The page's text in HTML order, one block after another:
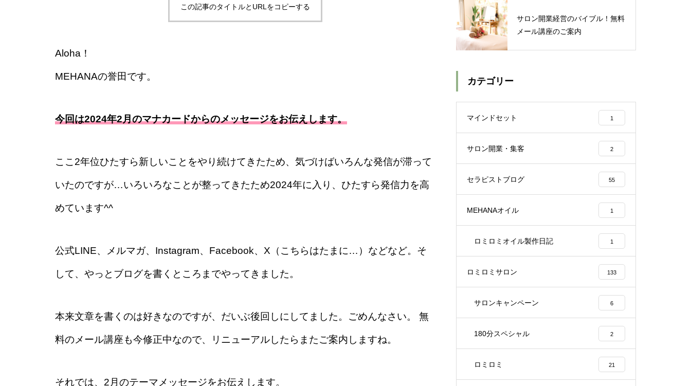
この記事のタイトルとURLをコピーする
Aloha！
MEHANAの誉田です。
今回は2024年2月のマナカードからのメッセージをお伝えします。
ここ2年位ひたすら新しいことをやり続けてきたため、気づけばいろんな発信が滞って
いたのですが…いろいろなことが整ってきたため2024年に入り、ひたすら発信力を高
めています^^
公式LINE、メルマガ、Instagram、Facebook、X（こちらはたまに…）などなど。そ
して、やっとブログを書くところまでやってきました。
本来文章を書くのは好きなのですが、だいぶ後回しにしてました。ごめんなさい。 無
料のメール講座も今修正中なので、リニューアルしたらまたご案内しますね。
それでは、2月のテーマメッセージをお伝えします。
サロン開業経営のバイブル！無料
メール講座のご案内
カテゴリー
マインドセット 1
サロン開業・集客 2
セラピストブログ 55
MEHANAオイル 1
ロミロミオイル製作日記 1
ロミロミサロン 133
サロンキャンペーン 6
180分スペシャル 2
ロミロミ 21